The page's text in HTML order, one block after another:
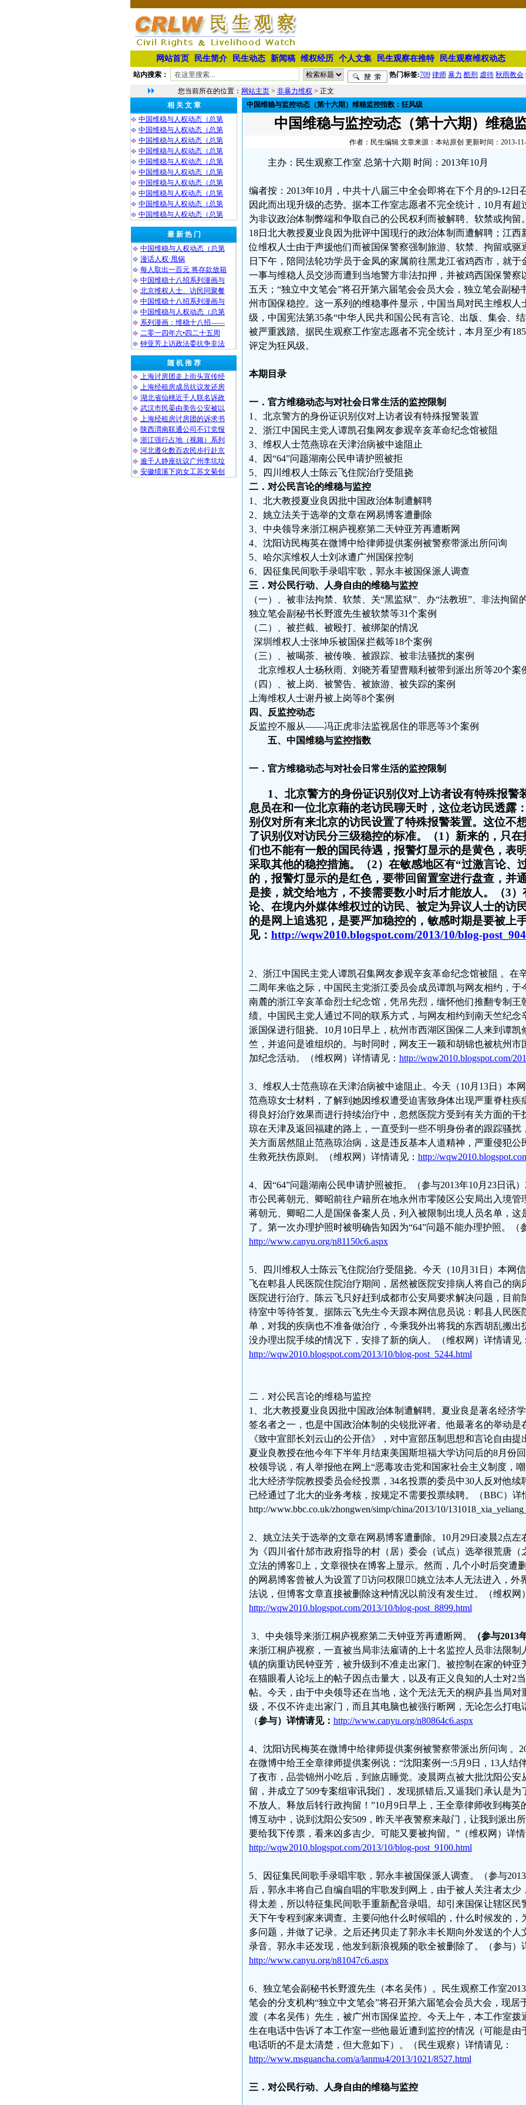
网站首页 民生简介 民生动态 新闻稿 维权经历 个人文集 民生观察在推特 民生观察维权动态
站内搜索： 热门标签:709 律师 暴力 酷刑 虐待 秋雨教会
您当前所在的位置： 网站主页 > 非暴力维权 > 正文
相 关 文 章
中国维稳与人权动态（总第
中国维稳与人权动态（总第
中国维稳与人权动态（总第
中国维稳与人权动态（总第
中国维稳与人权动态（总第
中国维稳与人权动态（总第
中国维稳与人权动态（总第
中国维稳与人权动态（总第
中国维稳与人权动态（总第
中国维稳与人权动态（总第
最 新 热 门
中国维稳与人权动态（总第
漫话人权·甩锅
每人取出一百元 将存款放箱
中国维稳十八招系列漫画与
北京维权人士、访民同聚餐
中国维稳十八招系列漫画与
中国维稳与人权动态（总第
系列漫画：维稳十八招——
二零一四年六•四二十五周
钟亚芳上访政法委抗争非法
随 机 推 荐
上海讨房团走上街头宣传经
上海经租房成员抗议发还房
湖北省仙桃近千人联名诉政
武汉市民晏由美告公安被以
上海经租房讨房团的诉求书
陕西渭南联通公司不订党报
浙江强行占地（视频）系列
河北遵化数百农民步行赴京
逾千人静座抗议广州李坑垃
安徽绩溪下岗女工苏文菊创
中国维稳与监控动态（第十六期）维稳监控指数：狂风级
中国维稳与监控动态（第十六期）维稳
作者：民生编辑 文章来源：本站原创 更新时间：2013-
主办：民生观察工作室 总第十六期 时间：2013年10月
编者按：2013年10月，中共十八届三中全会即将在下个月的9-12日
因此而出现升级的态势。据本工作室志愿者不完全统计，10月有超
为非议政治体制弊端和争取自己的公民权利而被解聘、软禁或拘留
18日北大教授夏业良因为批评中国现行的政治体制而遭解聘；江西
位维权人士由于声援他们而被国保警察强制旅游、软禁、拘留或驱
日下午，陪同法轮功学员于金凤的家属前往黑龙江省鸡西市，就于
一事与维稳人员交涉而遭到当地警方非法扣押，并被鸡西国保警察
五天；“独立中文笔会”将召开第六届笔会会员大会，独立笔会副秘
州市国保稳控。这一系列的维稳事件显示，中国当局对民主维权人
级，中国宪法第35条“中华人民共和国公民有言论、出版、集会、
被严重践踏。据民生观察工作室志愿者不完全统计，本月至少有
评定为狂风级。
本期目录
一．官方维稳动态与对社会日常生活的监控限制
1、北京警方的身份证识别仪对上访者设有特殊报警装置
2、浙江中国民主党人谭凯召集网友参观辛亥革命纪念馆被阻
3、维权人士范燕琼在天津治病被中途阻止
4、因“64”问题湖南公民申请护照被拒
5、四川维权人士陈云飞住院治疗受阻挠
二．对公民言论的维稳与监控
1、北大教授夏业良因批中国政治体制遭解聘
2、姚立法关于选举的文章在网易博客遭删除
3、中央领导来浙江桐庐视察第二天钟亚芳再遭断网
4、沈阳访民梅英在微博中给律师提供案例被警察带派出所问询
5、哈尔滨维权人士刘冰遭广州国保控制
6、因征集民间歌手录唱牢歌，郭永丰被国保派人调查
三．对公民行动、人身自由的维稳与监控
（一）、被非法拘禁、软禁、关“黑监狱”、办“法教班”、非法拘留
独立笔会副秘书长野渡先生被软禁等31个案例
（二）、被拦截、被殴打、被绑架的情况
深圳维权人士张坤乐被国保拦截等18个案例
（三）、被喝茶、被传唤、被跟踪、被非法骚扰的案例
北京维权人士杨秋雨、刘晓芳看望曹顺利被带到派出所等20个案
（四）、被上岗、被警告、被旅游、被失踪的案例
上海维权人士谢丹被上岗等8个案例
四、反监控动态
反监控不服从——冯正虎非法监视居住的罪恶等3个案例
五、中国维稳与监控指数
一．官方维稳动态与对社会日常生活的监控限制
1、北京警方的身份证识别仪对上访者设有特殊报警
息员在和一位北京藉的老访民聊天时，这位老访民透露
别仪对所有来北京的访民设置了特殊报警装置。这位不
了识别仪对访民分三级稳控的标准。（1）新来的，只
们也不能有一般的国民待遇，报警灯显示的是黄色，表
采取其他的稳控措施。（2）在敏感地区有“过激言论、
的，报警灯显示的是红色，要带回留置室进行盘查，并
是接，就交给地方，不接需要数小时后才能放人。（3
论、在境内外媒体维权过的访民、被定为异议人士的访
的是网上追逃犯，是要严加稳控的，敏感时期是要被上
见： http://wqw2010.blogspot.com/2013/10/blog-
2、浙江中国民主党人谭凯召集网友参观辛亥革命纪念馆被阻 。在
二周年来临之际，中国民主党浙江委员会成员谭凯与网友相约，于
南麓的浙江辛亥革命烈士纪念馆，凭吊先烈，缅怀他们推翻专制王
绩。中国民主党人通过不同的联系方式，与网友相约到南天竺纪念
派国保进行阻挠。10月10日早上，杭州市西湖区国保二人来到谭凯
竺，并追问是谁组织的。与时同时，网友王一颖和胡锦也被杭州市
加纪念活动。（维权网）详情请见： http://wqw2010.blogspot.com/
3、维权人士范燕琼在天津治病被中途阻止。今天（10月13日）本
范燕琼女士材料，了解到她因维权遭受迫害致身体出现严重脊柱疾
得良好治疗效果而进行持续治疗中，忽然医院方受到有关方面的干
琼在天津及返回福建的路上，一直受到一些不明身份者的跟踪骚扰
关方面居然阻止范燕琼治病，这是违反基本人道精神，严重侵犯公
生救死扶伤原则。（维权网）详情请见： http://
4、因“64”问题湖南公民申请护照被拒。（参与2013年10月23日讯
市公民蒋朝元、卿昭前往户籍所在地永州市零陵区公安局出入境管
蒋朝元、卿昭二人是国保备案人员，列入被限制出境人员名单，这
了。第一次办理护照时被明确告知因为“64”问题不能办理护照。（
http://www.canyu.org/n81150c6.aspx
5、四川维权人士陈云飞住院治疗受阻挠。今天（10月31日）本网
飞在郫县人民医院住院治疗期间，居然被医院安排病人将自己的病
医院进行治疗。陈云飞只好赶到成都市公安局要求解决问题，目前
待室中等待答复。据陈云飞先生今天跟本网信息员说：郫县人民医
单，对我的疾病也不准备做治疗，今乘我外出将我的东西胡乱搬出
没办理出院手续的情况下，安排了新的病人。（维权网）详情请见：
http://wqw2010.blogspot.com/2013/10/blog-post_5244.html
二．对公民言论的维稳与监控
1、北大教授夏业良因批中国政治体制遭解聘。夏业良是著名经济
签名者之一，也是中国政治体制的尖锐批评者。他最著名的举动是
《致中宣部长刘云山的公开信》，对中宣部压制思想和言论自由提
夏业良教授在他今年下半年月结束美国斯坦福大学访问后的8月份
校领导说，有人举报他在网上“恶毒攻击党和国家社会主义制度，
北大经济学院教授委员会经投票，34名投票的委员中30人反对他续
已经通过了北大的业务考核，按规定不需要投票续聘。（BBC）详
http://www.bbc.co.uk/zhongwen/simp/china/2013/10/
2、姚立法关于选举的文章在网易博客遭删除。10月29日凌晨2点
为《四川省什邡市政府指导的村（居）委会（试点）选举很荒唐
立法的博客上，文章很快在博客上显示。然而，几个小时后突遭
的网易博客曾被人为设置了访问权限，姚立法本人无法进入，外
法说，但博客文章直接被删除这种情况以前没有发生过。（维权网
http://wqw2010.blogspot.com/2013/10/blog-post_8899.html
3、中央领导来浙江桐庐视察第二天钟亚芳再遭断网。 （参与2013
来浙江桐庐视察，一直被当局非法雇请的上十名监控人员非法限制
镇的病重访民钟亚芳，被升级到不准走出家门。被控制在家的钟亚
在猫眼看人论坛上的帖子因点击量大，以及有正义良知的人士对2
帖。今天，由于中央领导还在当地，这个无法无天的桐庐县当局对
级，不仅不许走出家门，而且其电脑也被强行断网，无论怎么打电
（参与）详情请见： http://www.canyu.org/n80864c6.aspx
4、沈阳访民梅英在微博中给律师提供案例被警察带派出所问询 。
在微博中给王全章律师提供案例说：“沈阳案例一:5月9日，13人结
了夜市，品尝锦州小吃后，到旅店睡觉。凌晨两点被大批沈阳公安
留，并成立了509专案组审讯我们， 发现抓错后,又逼我们承认是
不放人。释放后转行政拘留！”10月9日早上，王全章律师收到梅英
博互动中，说到沈阳公安509，昨天半夜警察来敲门，让我到派出
要给我下传票，看来凶多吉少。可能又要被拘留。”（维权网）详情
http://wqw2010.blogspot.com/2013/10/blog-post_9100.html
5、因征集民间歌手录唱牢歌，郭永丰被国保派人调查。（参与
后，郭永丰将自己自编自唱的牢歌发到网上，由于被人关注者太少
得太差，所以特征集民间歌手重新配音录唱。却引来国保让辖区民
天下午专程到家来调查。主要问他什么时候唱的，什么时候发的，
多问题，并做了记录。之后还拷贝走了郭永丰长期向外发送的个人
录音。郭永丰还发现，他发到新浪视频的歌全被删除了。（参与）
http://www.canyu.org/n81047c6.aspx
6、独立笔会副秘书长野渡先生（本名吴伟）。民生观察工作室
笔会的分支机构“独立中文笔会”将召开第六届笔会会员大会，现居
渡（本名吴伟）先生，被广州市国保监控。今天上午，本工作室拨
生在电话中告诉了本工作室一些他最近遭到监控的情况（可能是由
电话听的不是太清楚，但大意如下）。（民生观察）详情请见：
http://www.msguancha.com/a/lanmu4/2013/1021/8527.html
三．对公民行动、人身自由的维稳与监控